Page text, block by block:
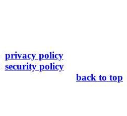
privacy policy
security policy
back to top